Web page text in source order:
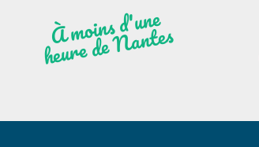
À
moi
ns
d'u
ne
heu
re
de
N
a
ntes